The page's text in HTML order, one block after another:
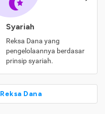
Syariah
Reksa Dana yang
pengelolaannya berdasar
prinsip syariah.
Dana